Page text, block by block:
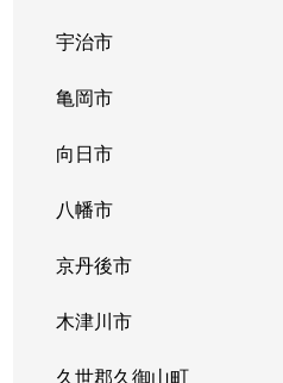
宇治市
亀岡市
向日市
八幡市
京丹後市
木津川市
久世郡久御山町